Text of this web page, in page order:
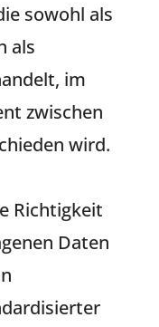
sowohl als
als
im
zwischen
wird.
Richtigkeit
Daten